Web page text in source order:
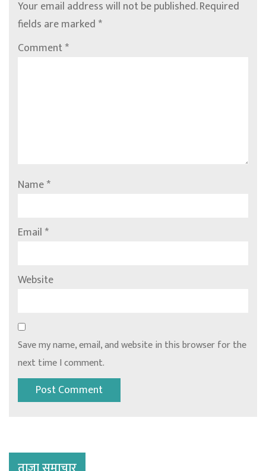
Your email address will not be published.Required
fields are marked*
Comment*
Name*
Email*
Website
Save my name, email, and website in this browser for the
next time I comment.